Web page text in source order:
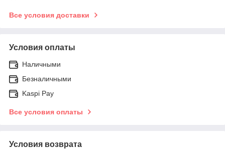
Все условия доставки
Условия оплаты
Наличными
Безналичными
Kaspi Pay
Все условия оплаты
Условия возврата